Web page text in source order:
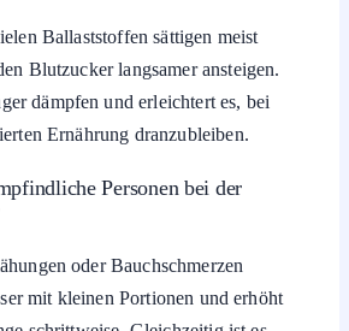
Ballaststoffen sättigen meist
Blutzucker langsamer ansteigen.
dämpfen und erleichtert es, bei
Ernährung dranzubleiben.
Personen bei der
oder Bauchschmerzen
mit kleinen Portionen und erhöht